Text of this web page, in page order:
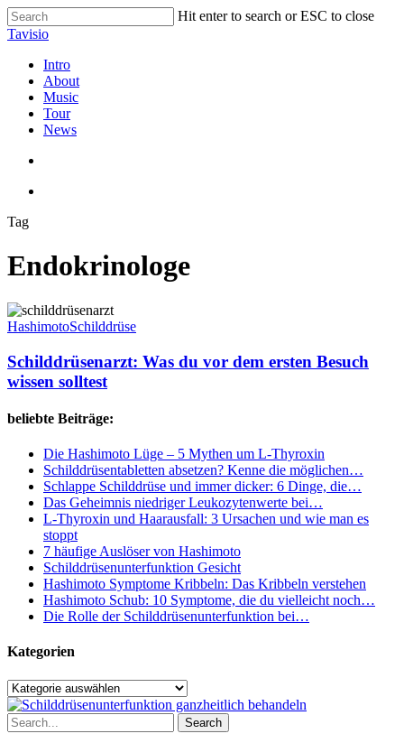
Skip
to
content
Hit enter to search or ESC to close
Close
Tavisio
search
Menu
Intro
About
Music
Tour
News
Tag
Endokrinologe
Schilddrüsenarzt:
Was
vor
dem
ersten
wissen
HashimotoSchilddrüse
Schilddrüsenarzt: Was du vor dem ersten Besuch
wissen solltest
beliebte Beiträge:
Die Hashimoto Lüge – 5 Mythen um L-Thyroxin
Schilddrüsentabletten absetzen? Kenne die möglichen…
Schlappe Schilddrüse und immer dicker: 6 Dinge, die…
Das Geheimnis niedriger Leukozytenwerte bei…
L-Thyroxin und Haarausfall: 3 Ursachen und wie man es
stoppt
7 häufige Auslöser von Hashimoto
Schilddrüsenunterfunktion Gesicht
Hashimoto Symptome Kribbeln: Das Kribbeln verstehen
Hashimoto Schub: 10 Symptome, die du vielleicht noch…
Die Rolle der Schilddrüsenunterfunktion bei…
Kategorien
Kategorien
Search